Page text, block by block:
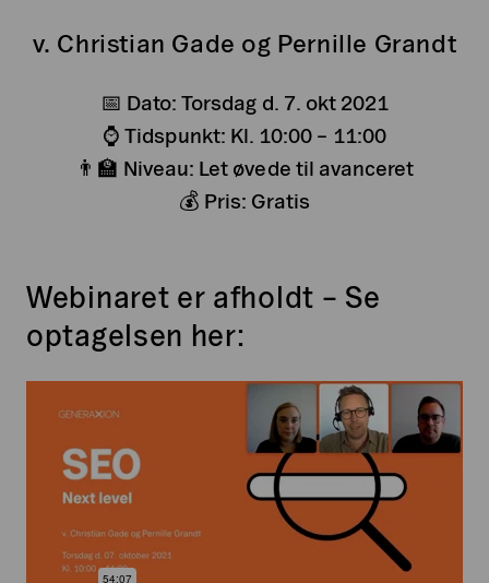
v. Christian Gade og Pernille Grandt
📅 Dato: Torsdag d. 7. okt 2021
⌚ Tidspunkt: Kl. 10:00 – 11:00
👨‍🏫 Niveau: Let øvede til avanceret
💰 Pris: Gratis
Webinaret er afholdt – Se
optagelsen her: